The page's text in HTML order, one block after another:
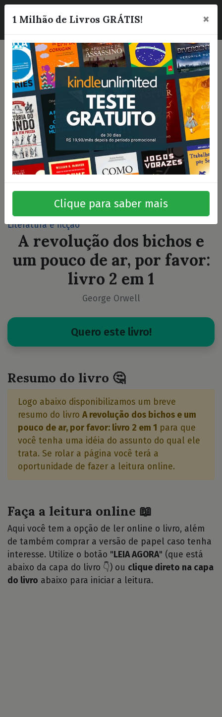
☰
Literatura e ficção
A revolução dos bichos e
um pouco de ar, por favor:
livro 2 em 1
George Orwell
Quero este livro!
Resumo do livro 🤔
Logo abaixo disponibilizamos um breve
resumo do livro A revolução dos bichos e um
pouco de ar, por favor: livro 2 em 1 para que
você tenha uma idéia do assunto do qual ele
trata. Se rolar a página você terá a
oportunidade de fazer a leitura online.
Faça a leitura online 📖
Aqui você tem a opção de ler online o livro, além
de também comprar a versão de papel caso tenha
interesse. Utilize o botão " LEIA AGORA" (que está
abaixo da capa do livro 👇) ou clique direto na capa
do livro abaixo para iniciar a leitura.
1 Milhão de Livros GRÁTIS! ×
Clique para saber mais